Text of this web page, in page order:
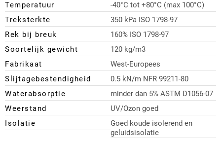
Temperatuur
-40°C tot +80°C (max 100°C)
Treksterkte
350 kPa ISO 1798-97
Rek bij breuk
160% ISO 1798-97
Soortelijk gewicht
120 kg/m3
Fabrikaat
West-Europees
Slijtagebestendigheid
0.5 kN/m NFR 99211-80
Waterabsorptie
minder dan 5% ASTM D1056-07
Weerstand
UV/Ozon goed
Isolatie
Goed koude isolerend en
geluidsisolatie